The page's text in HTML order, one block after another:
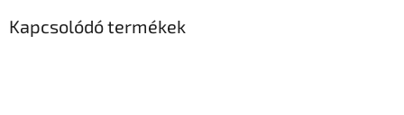
Kapcsolódó termékek